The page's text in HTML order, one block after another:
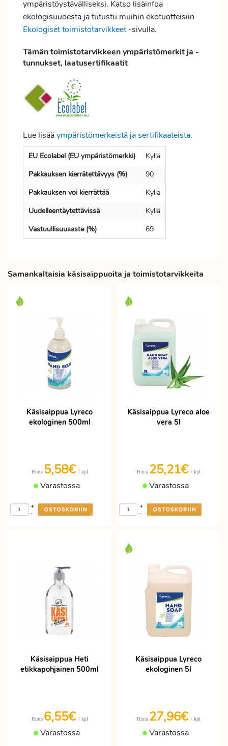
ympäristöystävälliseksi. Katso lisäinfoa
ekologisuudesta ja tutustu muihin ekotuotteisiin
Ekologiset toimistotarvikkeet-sivulla.
Tämän toimistotarvikkeen ympäristömerkit ja -
tunnukset, laatusertifikaatit
Lue lisääympäristömerkeistä ja sertifikaateista.
EU Ecolabel (EU ympäristömerkki)
Kyllä
Pakkauksen kierrätettävyys (%)
90
Pakkauksen voi kierrättää
Kyllä
Uudelleentäytettävissä
Kyllä
Vastuullisuusaste (%)
69
Samankaltaisia käsisaippuoita ja toimistotarvikkeita
Käsisaippua Lyreco
ekologinen 500ml
Hinta 5,58€ / kpl
Varastossa
-
+
Käsisaippua Lyreco aloe
vera 5l
Hinta 25,21€ / kpl
Varastossa
-
+
Käsisaippua Heti
etikkapohjainen 500ml
Hinta 6,55€ / kpl
Varastossa
Käsisaippua Lyreco
ekologinen 5l
Hinta 27,96€ / kpl
Varastossa